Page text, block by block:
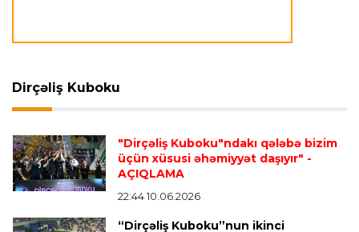
Transfer 23:09 07.08.2026
hazırlaşır
"Real" argentinalı futbolçusunu "Fiorentina"ya
icarəyə göndərdi
Transfer 22:57 07.08.2026
Dirçəliş Kuboku
"Dirçəliş Kuboku"ndakı qələbə bizim
üçün xüsusi əhəmiyyət daşıyır" -
AÇIQLAMA
22:44 10.06.2026
“Dirçəliş Kuboku”nun ikinci